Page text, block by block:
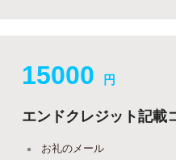
15000 円
エンドクレジット記載
お礼のメール